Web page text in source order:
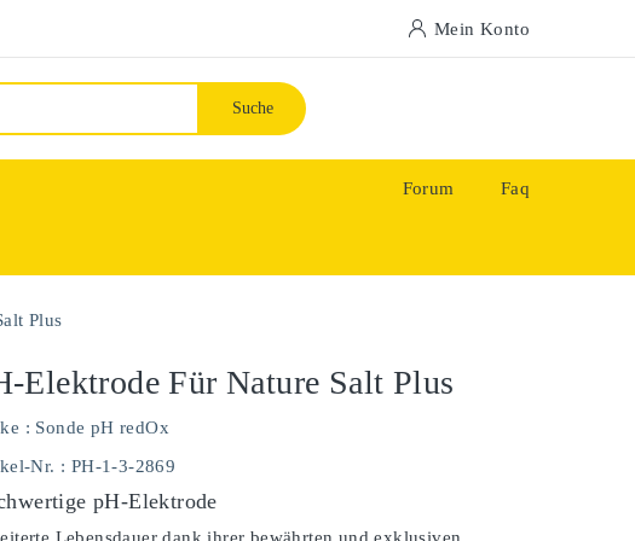
Mein Konto
Suche
Forum Faq
Plus
Elektrode Für Nature Salt Plus
: Sonde pH redOx
Nr. : PH-1-3-2869
pH-Elektrode